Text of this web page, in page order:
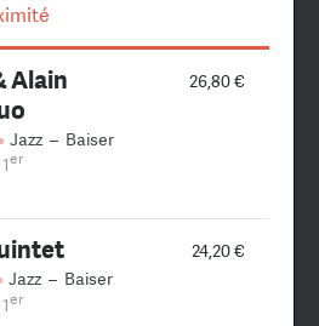
26,80 €
Alain
Jazz – Baiser
er
24,20 €
Jazz – Baiser
er